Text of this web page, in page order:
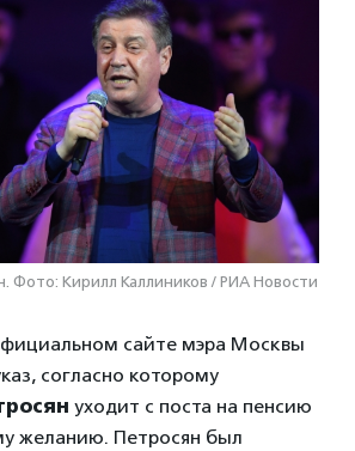
Фото: Кирилл Каллиников / РИА Новости
сайте мэра Москвы
согласно которому
уходит с поста на пенсию
желанию. Петросян был